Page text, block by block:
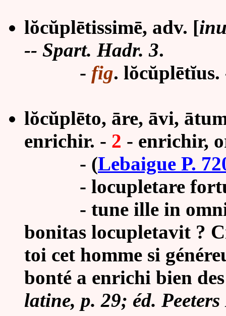
lŏcŭplētissimē, adv. [
-- Spart. Hadr. 3.
- fig. lŏcŭplētĭus.
lŏcŭplēto, āre, āvi,
enrichir. - 2 - enrichir,
- (Lebaigue P.
- locupletare
- tune ille in omnis
bonitas locupletavit ?
toi cet homme si
bonté a enrichi bien
latine, p. 29; éd.